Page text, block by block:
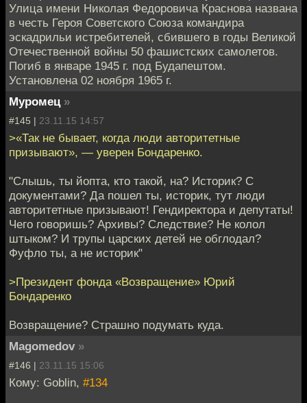
Улица имени Николая Федоровича Краснова названа
в честь Героя Советского Союза командира
эскадрильи истребителей, сбившего в годы Великой
Отечественной войны 50 фашистских самолетов.
Погиб в январе 1945 г. под Будапештом.
Установлена 02 ноября 1965 г.
Муромец »
#145 | 23.11.15 14:57
>«Так не бывает, когда люди авторитетные
призывают», — уверен Бондаренко.
"Слышь, ты йопта, кто такой, на? Историк? С
документами? Да пошел ты, историк, тут люди
авторитетные призывают! Гендиректора и депутаты!
Чего говоришь? Архивы? Следствие? Не колол
штыком? И трупы царских детей не обглодал?
Фуфло ты, а не историк"
>Президент фонда «Возвращение» Юрий
Бондаренко
Возвращение? Страшно подумать куда.
Magomedov »
#146 | 23.11.15 15:06
Кому: Goblin, #134